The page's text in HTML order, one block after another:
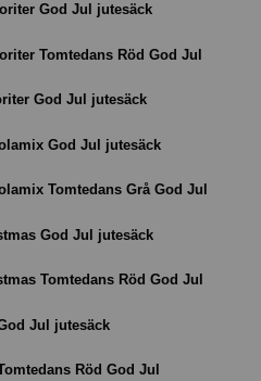
God Jul jutesäck
Tomtedans Röd God Jul
God Jul jutesäck
God Jul jutesäck
Tomtedans Grå God Jul
God Jul jutesäck
Tomtedans Röd God Jul
Jul jutesäck
Röd God Jul